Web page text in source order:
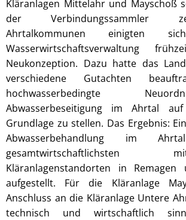
Kläranlagen Mittelahr und Mayschoß
der Verbindungssammler
Ahrtalkommunen einigten
Wasserwirtschaftsverwaltung
Neukonzeption. Dazu hatte das
verschiedene Gutachten
hochwasserbedingte
Abwasserbeseitigung im Ahrtal
Grundlage zu stellen. Das Ergebnis:
Abwasserbehandlung im
Kläranlagenstandorten in Remagen
aufgestellt. Für die Kläranlage
Anschluss an die Kläranlage Untere
technisch und wirtschaftlich